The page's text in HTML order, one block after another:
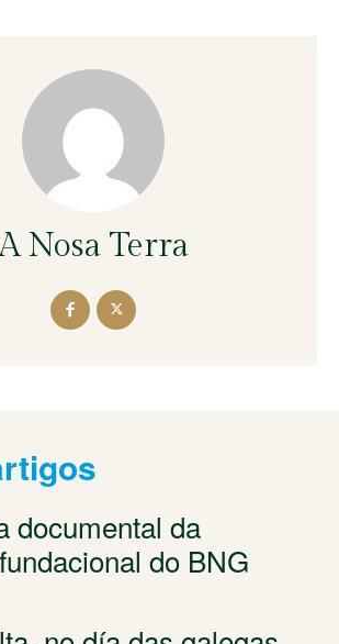
Nosa Terra
documental da
do BNG